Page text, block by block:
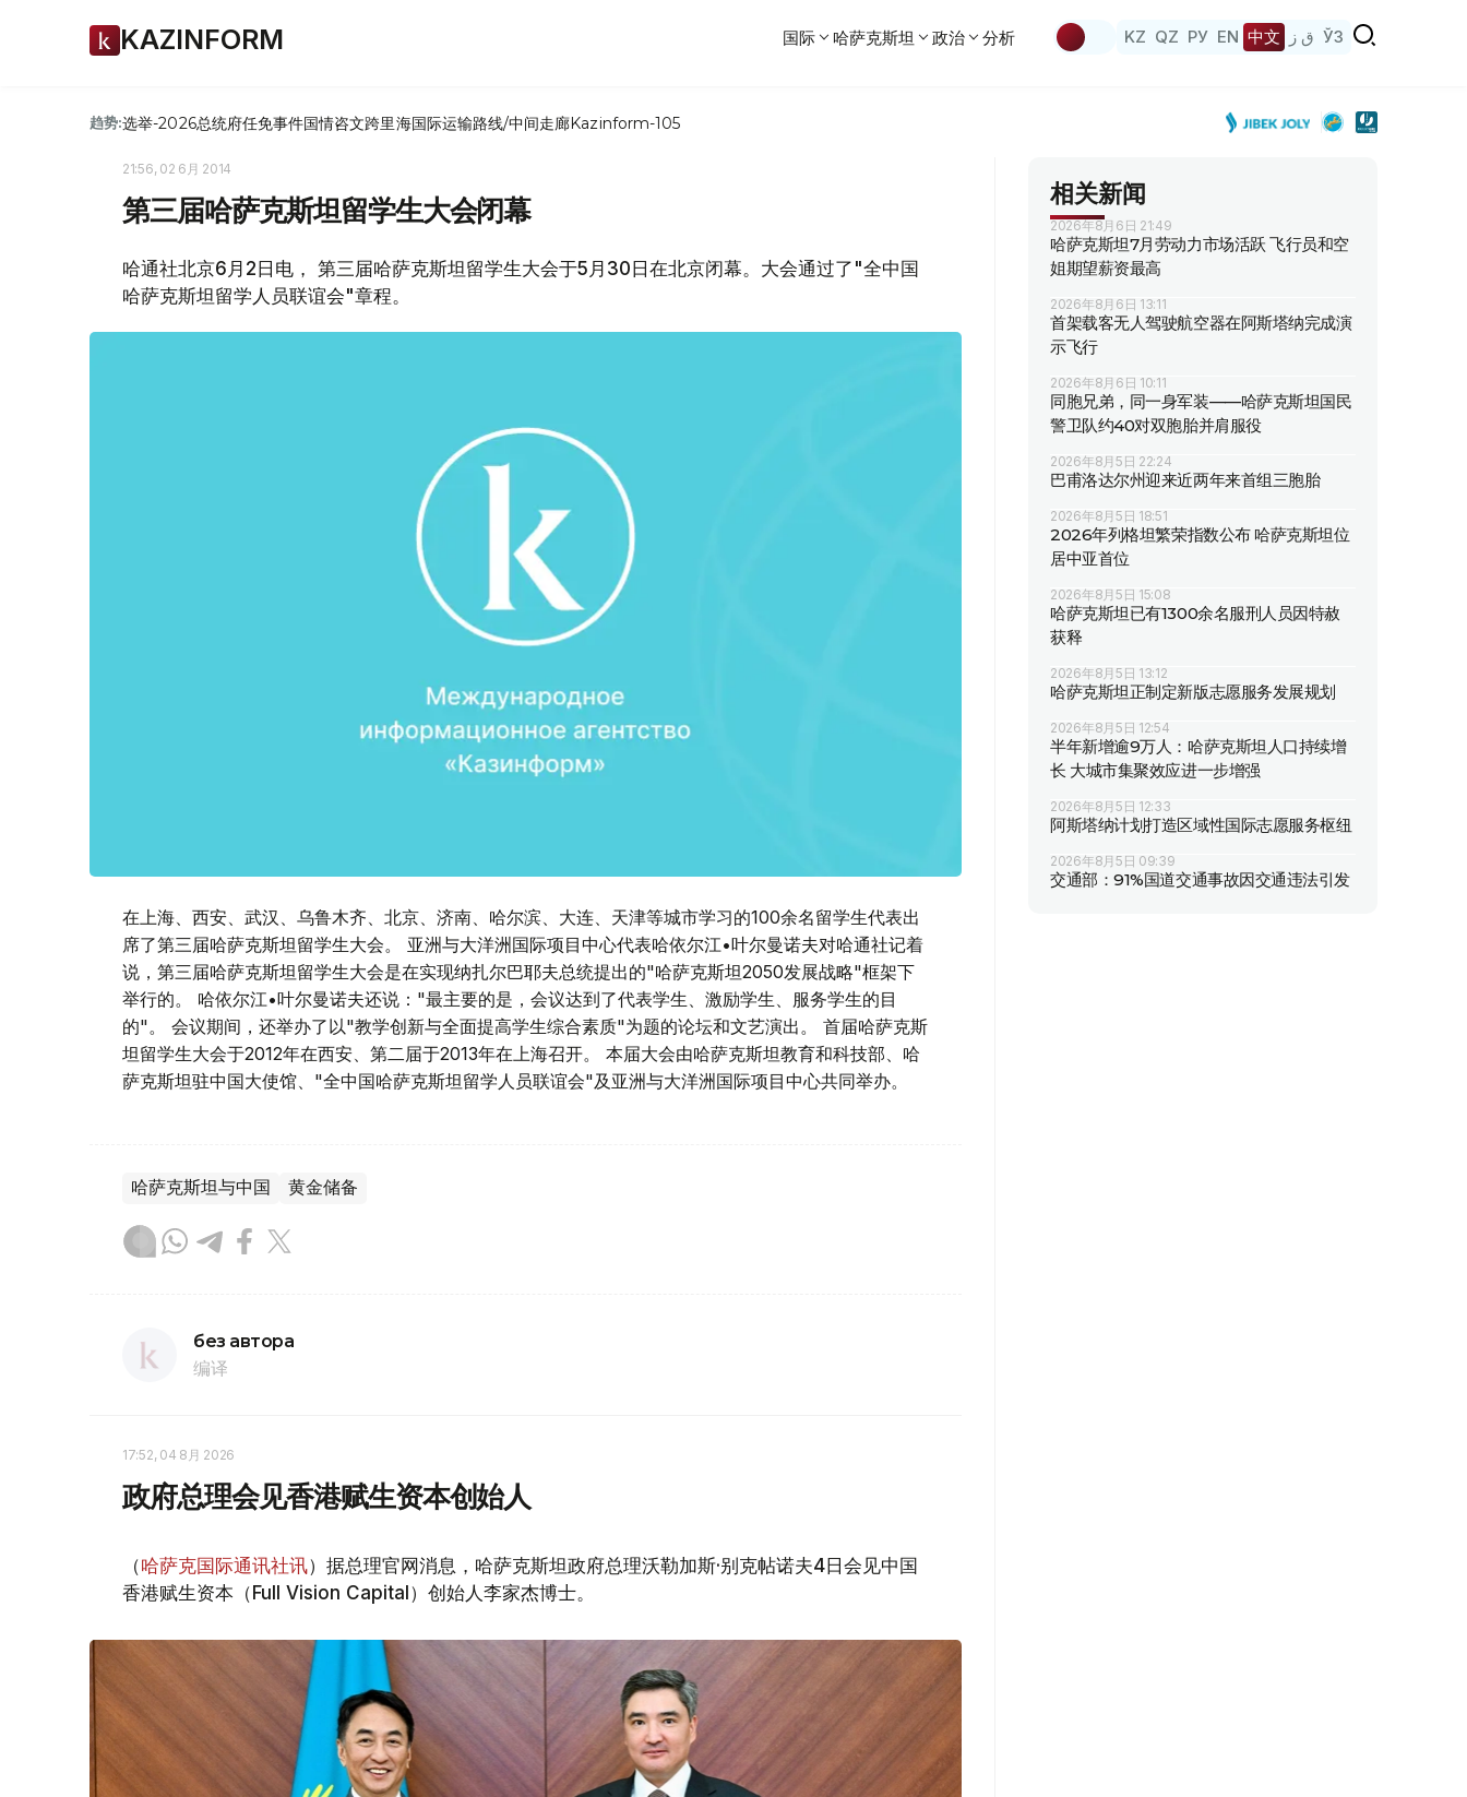
KAZINFORM 国际 哈萨克斯坦 政治 分析 KZ QZ РУ EN 中文 ق ز ЎЗ
趋势:选举-2026总统府任免事件国情咨文跨里海国际运输路线/中间走廊Kazinform-105
21:56, 02 6月 2014
第三届哈萨克斯坦留学生大会闭幕
哈通社北京6月2日电， 第三届哈萨克斯坦留学生大会于5月30日在北京闭幕。大会通过了"全中国
哈萨克斯坦留学人员联谊会"章程。
在上海、西安、武汉、乌鲁木齐、北京、济南、哈尔滨、大连、天津等城市学习的100余名留学生代表出
席了第三届哈萨克斯坦留学生大会。 亚洲与大洋洲国际项目中心代表哈依尔江•叶尔曼诺夫对哈通社记着
说，第三届哈萨克斯坦留学生大会是在实现纳扎尔巴耶夫总统提出的"哈萨克斯坦2050发展战略"框架下
举行的。 哈依尔江•叶尔曼诺夫还说："最主要的是，会议达到了代表学生、激励学生、服务学生的目
的"。 会议期间，还举办了以"教学创新与全面提高学生综合素质"为题的论坛和文艺演出。 首届哈萨克斯
坦留学生大会于2012年在西安、第二届于2013年在上海召开。 本届大会由哈萨克斯坦教育和科技部、哈
萨克斯坦驻中国大使馆、"全中国哈萨克斯坦留学人员联谊会"及亚洲与大洋洲国际项目中心共同举办。
哈萨克斯坦与中国 黄金储备
без автора
编译
17:52, 04 8月 2026
政府总理会见香港赋生资本创始人
（哈萨克国际通讯社讯）据总理官网消息，哈萨克斯坦政府总理沃勒加斯·别克帖诺夫4日会见中国
香港赋生资本（Full Vision Capital）创始人李家杰博士。
相关新闻
2026年8月6日 21:49
哈萨克斯坦7月劳动力市场活跃 飞行员和空
姐期望薪资最高
2026年8月6日 13:11
首架载客无人驾驶航空器在阿斯塔纳完成演
示飞行
2026年8月6日 10:11
同胞兄弟，同一身军装——哈萨克斯坦国民
警卫队约40对双胞胎并肩服役
2026年8月5日 22:24
巴甫洛达尔州迎来近两年来首组三胞胎
2026年8月5日 18:51
2026年列格坦繁荣指数公布 哈萨克斯坦位
居中亚首位
2026年8月5日 15:08
哈萨克斯坦已有1300余名服刑人员因特赦
获释
2026年8月5日 13:12
哈萨克斯坦正制定新版志愿服务发展规划
2026年8月5日 12:54
半年新增逾9万人：哈萨克斯坦人口持续增
长 大城市集聚效应进一步增强
2026年8月5日 12:33
阿斯塔纳计划打造区域性国际志愿服务枢纽
2026年8月5日 09:39
交通部：91%国道交通事故因交通违法引发